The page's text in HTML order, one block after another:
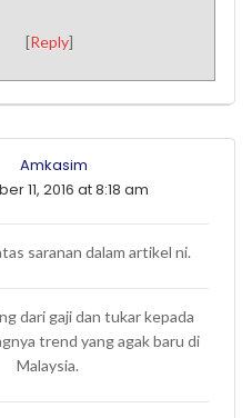
[Reply]
Amkasim
11, 2016 at 8:18 am
saranan dalam artikel ni.
dari gaji dan tukar kepada
trend yang agak baru di
Malaysia.